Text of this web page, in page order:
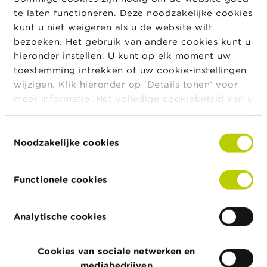
te laten functioneren. Deze noodzakelijke cookies
kunt u niet weigeren als u de website wilt
bezoeken. Het gebruik van andere cookies kunt u
hieronder instellen. U kunt op elk moment uw
toestemming intrekken of uw cookie-instellingen
wijzigen. Klik hieronder op ‘Details tonen’ voor
meer informatie. Het volledige cookiebeleid kan u
hier
raadplegen.
Noodzakelijke cookies
Functionele cookies
Analytische cookies
Cookies van sociale netwerken en
complexer wordt, met nieuwe kwaliteitsnormen,
aangescherpte verwachtingen rond duurzaamheid en
een evoluerend antiwitwaslandschap, bleef de BAOB
trouw aan zijn opdracht: het bewaken en bevorderen
van de kwaliteit en integriteit van de revisorale
dienstverlening.
AML Newsflash - Voetbalfan ? Ontdek de meest
pertinente risicofactoren et hoe deze uw